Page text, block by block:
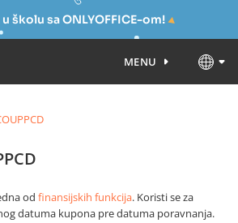
školu sa ONLYOFFICE-om!
MENU
od finansijskih funkcija. Koristi se za
datuma kupona pre datuma poravnanja.